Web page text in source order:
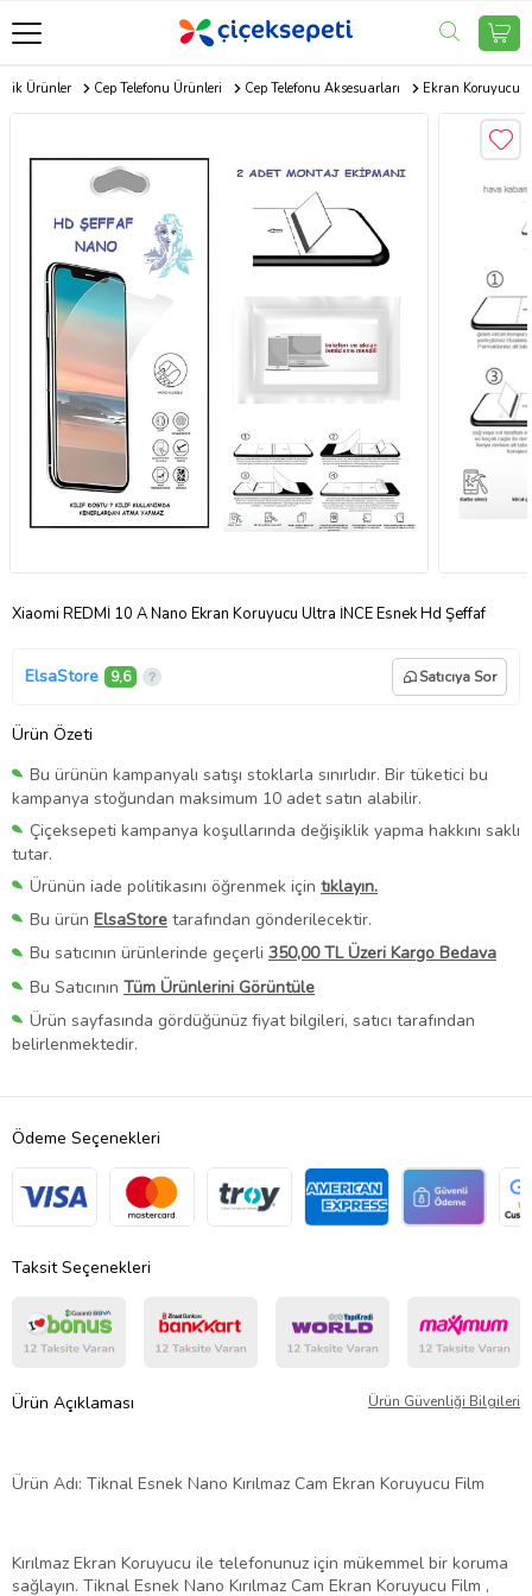
Ürünler Cep Telefonu Ürünleri Cep Telefonu Aksesuarları Ekran Koruyucu
Xiaomi REDMİ 10 A Nano Ekran Koruyucu Ultra İNCE Esnek Hd Şeffaf
ElsaStore 9,6 Satıcıya Sor
Ürün Özeti
Bu ürünün kampanyalı satışı stoklarla sınırlıdır. Bir tüketici bu
kampanya stoğundan maksimum 10 adet satın alabilir.
Çiçeksepeti kampanya koşullarında değişiklik yapma hakkını saklı
tutar.
Ürünün iade politikasını öğrenmek için tıklayın.
Bu ürün ElsaStore tarafından gönderilecektir.
Bu satıcının ürünlerinde geçerli 350,00 TL Üzeri Kargo Bedava
Bu Satıcının Tüm Ürünlerini Görüntüle
Ürün sayfasında gördüğünüz fiyat bilgileri, satıcı tarafından
belirlenmektedir.
Ödeme Seçenekleri
Taksit Seçenekleri
Ürün Açıklaması Ürün Güvenliği Bilgileri
Ürün Adı: Tiknal Esnek Nano Kırılmaz Cam Ekran Koruyucu Film
Kırılmaz Ekran Koruyucu ile telefonunuz için mükemmel bir koruma
sağlayın. Tiknal Esnek Nano Kırılmaz Cam Ekran Koruyucu Film ,